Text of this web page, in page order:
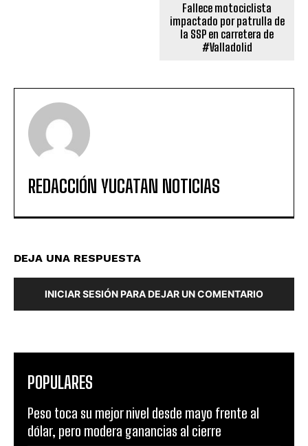
Fallece motociclista
impactado por patrulla de
la SSP en carretera de
#Valladolid
REDACCIÓN YUCATAN NOTICIAS
DEJA UNA RESPUESTA
INICIAR SESIÓN PARA DEJAR UN COMENTARIO
POPULARES
Peso toca su mejor nivel desde mayo frente al
dólar, pero modera ganancias al cierre